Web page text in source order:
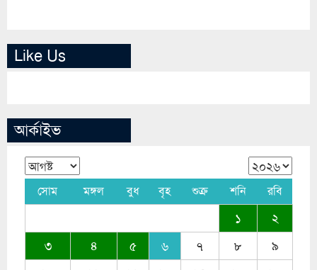
Like Us
আর্কাইভ
সোম মঙ্গল বুধ বৃহ শুক্র শনি রবি
১
২
৩
৪ ৫ ৬ ৭ ৮
৯